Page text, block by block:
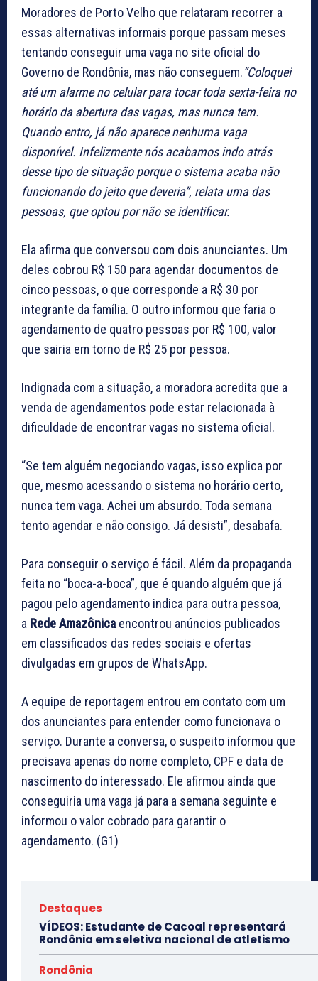
Moradores de Porto Velho que relataram recorrer a
essas alternativas informais porque passam meses
tentando conseguir uma vaga no site oficial do
Governo de Rondônia, mas não conseguem.“Coloquei
até um alarme no celular para tocar toda sexta-feira no
horário da abertura das vagas, mas nunca tem.
Quando entro, já não aparece nenhuma vaga
disponível. Infelizmente nós acabamos indo atrás
desse tipo de situação porque o sistema acaba não
funcionando do jeito que deveria”, relata uma das
pessoas, que optou por não se identificar.
Ela afirma que conversou com dois anunciantes. Um
deles cobrou R$ 150 para agendar documentos de
cinco pessoas, o que corresponde a R$ 30 por
integrante da família. O outro informou que faria o
agendamento de quatro pessoas por R$ 100, valor
que sairia em torno de R$ 25 por pessoa.
Indignada com a situação, a moradora acredita que a
venda de agendamentos pode estar relacionada à
dificuldade de encontrar vagas no sistema oficial.
“Se tem alguém negociando vagas, isso explica por
que, mesmo acessando o sistema no horário certo,
nunca tem vaga. Achei um absurdo. Toda semana
tento agendar e não consigo. Já desisti”, desabafa.
Para conseguir o serviço é fácil. Além da propaganda
feita no “boca-a-boca”, que é quando alguém que já
pagou pelo agendamento indica para outra pessoa,
a Rede Amazônica encontrou anúncios publicados
em classificados das redes sociais e ofertas
divulgadas em grupos de WhatsApp.
A equipe de reportagem entrou em contato com um
dos anunciantes para entender como funcionava o
serviço. Durante a conversa, o suspeito informou que
precisava apenas do nome completo, CPF e data de
nascimento do interessado. Ele afirmou ainda que
conseguiria uma vaga já para a semana seguinte e
informou o valor cobrado para garantir o
agendamento. (G1)
Destaques
VÍDEOS: Estudante de Cacoal representará
Rondônia em seletiva nacional de atletismo
Rondônia